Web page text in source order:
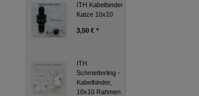
ITH Kabelbinder
Katze 10x10
3,50 € *
ITH
Schmetterling -
Kabelbinder,
10x10 Rahmen